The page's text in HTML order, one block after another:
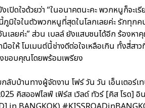
เปิดใจด้วยว่า “ในอนาคตนะคะ พวกหนูก็จะเ
มิใจในตัวพวกหนูที่สุดในโลกเลยค่ะ รักทุก
นเลยค่ะ” ส่วน เบลล์ ยังแสบซนได้อีก ร้อ
อให้ โมเมนต์นี้ช่างดีต่อใจเหลือเกิน ทั้งสี่ส
ขอบคุณโดยพร้อมเพรียง
ลับบ้านทางผู้จัดงาน โฟร์ วัน วัน เอ็นเตอร์
คิสออฟไลฟ์ เฟิร์ส เวิลด์ ทัวร์ [คิส โรด]